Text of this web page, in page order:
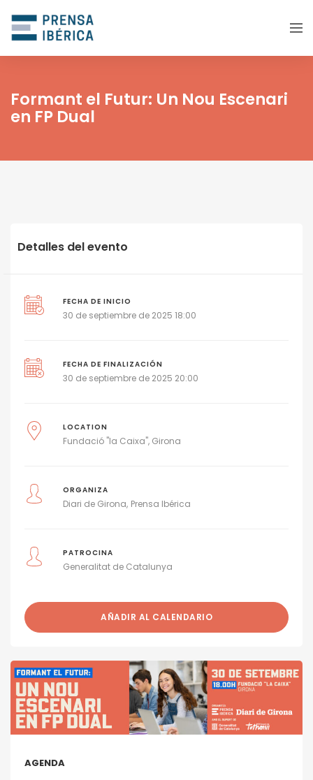
Formant el Futur: Un Nou Escenari
en FP Dual
Detalles del evento
FECHA DE INICIO
30 de septiembre de 2025 18:00
FECHA DE FINALIZACIÓN
30 de septiembre de 2025 20:00
LOCATION
Fundació "la Caixa", Girona
ORGANIZA
Diari de Girona Prensa Ibérica
PATROCINA
Generalitat de Catalunya
AÑADIR AL CALENDARIO
AGENDA